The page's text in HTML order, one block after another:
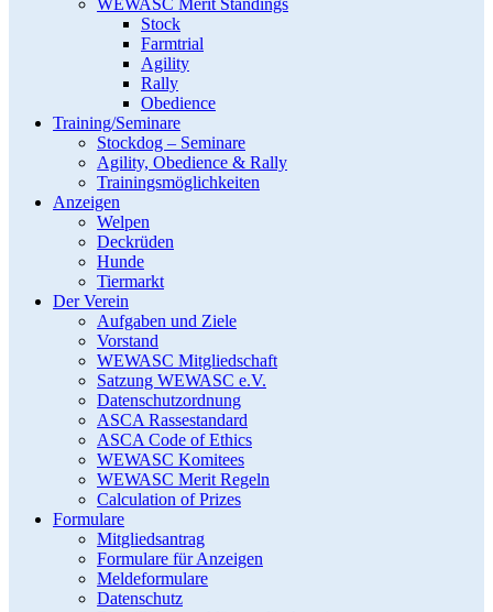
WEWASC Merit Standings
Stock
Farmtrial
Agility
Rally
Obedience
Training/Seminare
Stockdog – Seminare
Agility, Obedience & Rally
Trainingsmöglichkeiten
Anzeigen
Welpen
Deckrüden
Hunde
Tiermarkt
Der Verein
Aufgaben und Ziele
Vorstand
WEWASC Mitgliedschaft
Satzung WEWASC e.V.
Datenschutzordnung
ASCA Rassestandard
ASCA Code of Ethics
WEWASC Komitees
WEWASC Merit Regeln
Calculation of Prizes
Formulare
Mitgliedsantrag
Formulare für Anzeigen
Meldeformulare
Datenschutz